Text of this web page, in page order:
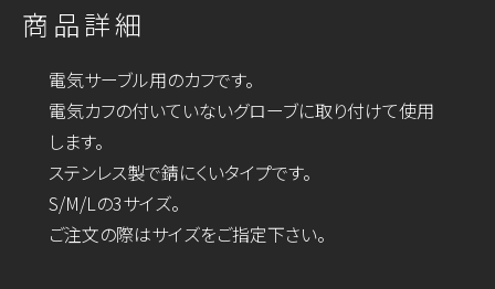
商品詳細
電気サーブル用のカフです。
電気カフの付いていないグローブに取り付けて使用
します。
ステンレス製で錆にくいタイプです。
S/M/Lの3サイズ。
ご注文の際はサイズをご指定下さい。